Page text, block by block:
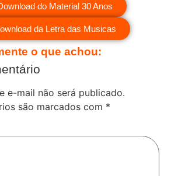
do Material 30 Anos
da Letra das Musicas
o que achou:
e-mail não será publicado.
são marcados com *